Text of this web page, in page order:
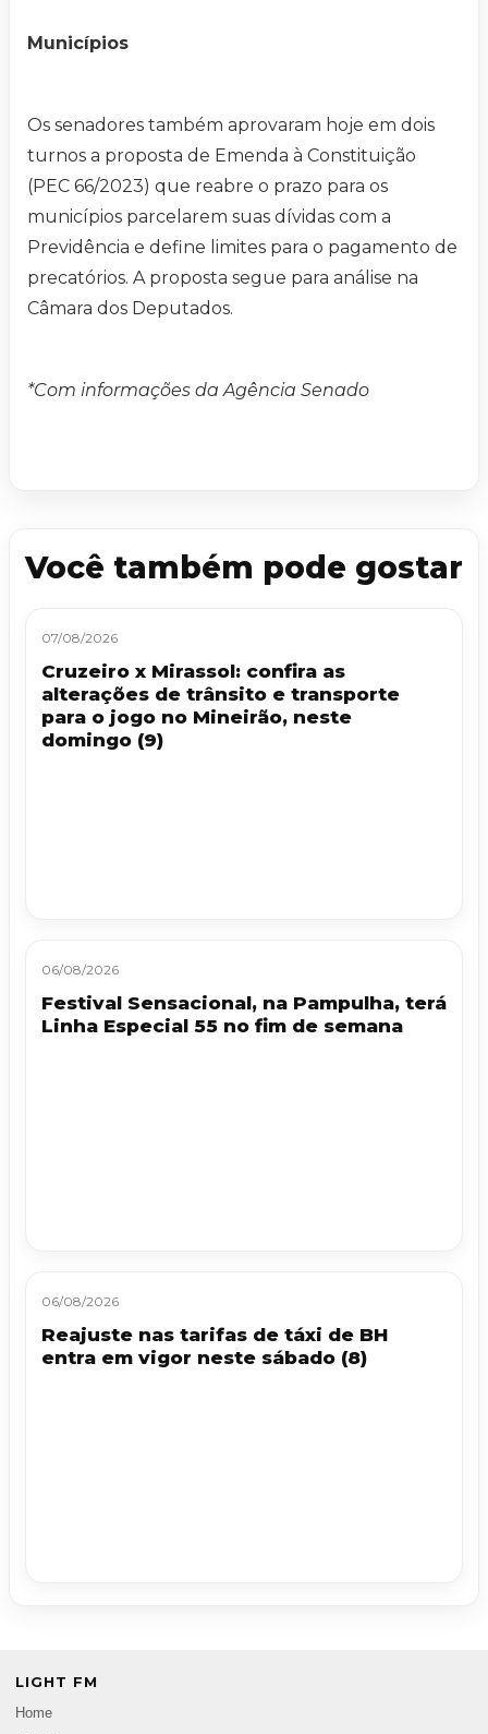
Municípios
Os senadores também aprovaram hoje em dois
turnos a proposta de Emenda à Constituição
(PEC 66/2023) que reabre o prazo para os
municípios parcelarem suas dívidas com a
Previdência e define limites para o pagamento de
precatórios. A proposta segue para análise na
Câmara dos Deputados.
*Com informações da Agência Senado
Você também pode gostar
07/08/2026
Cruzeiro x Mirassol: confira as
alterações de trânsito e transporte
para o jogo no Mineirão, neste
domingo (9)
06/08/2026
Festival Sensacional, na Pampulha, terá
Linha Especial 55 no fim de semana
06/08/2026
Reajuste nas tarifas de táxi de BH
entra em vigor neste sábado (8)
LIGHT FM
Home